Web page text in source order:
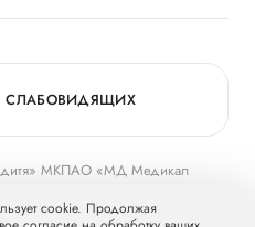
дитя» МКПАО «МД Медикал
СЛАБОВИДЯЩИХ
cookie. Продолжая